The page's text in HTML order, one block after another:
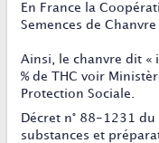
En France la
Semences de Chanvre
Ainsi, le chanvre dit «
% de THC voir
Protection Sociale.
Décret n° 88-1231
substances et